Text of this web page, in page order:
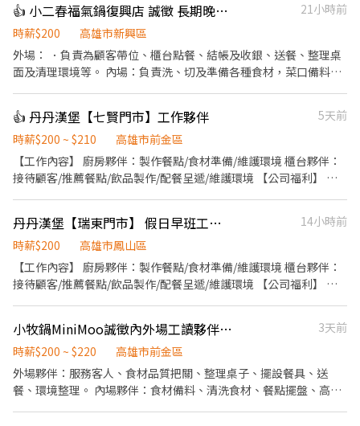
作餐點烹調與品質控管,確保料理品質穩定 ．備製營運所需物料 ．維
護廚房環境清潔衛生 ．可學習基礎鐵板技術，對廚藝料理有興趣
者。 需要長期配合整天班或晚班（六日都可以配合排班） ．平均下
班時間為22:00～22:30左右 特殊節日及假日較忙碌可能會到23:00
👍 小二春福氣鍋復興店 誠徵 長期晚班工作人員
21小時前
時薪$200
高雄市新興區
外場： ．負責為顧客帶位、櫃台點餐、結帳及收銀、送餐、整理桌
面及清理環境等。 內場：負責洗、切及準備各種食材，菜口備料、
👍 丹丹漢堡【七賢門市】工作夥伴
5天前
時薪$200 ~ $210
高雄市前金區
【工作內容】 廚房夥伴：製作餐點/食材準備/維護環境 櫃台夥伴：
接待顧客/推薦餐點/飲品製作/配餐呈遞/維護環境 【公司福利】 ·
丹丹漢堡【瑞東門市】 假日早班工作夥伴 (計時)
14小時前
時薪$200
高雄市鳳山區
【工作內容】 廚房夥伴：製作餐點/食材準備/維護環境 櫃台夥伴：
接待顧客/推薦餐點/飲品製作/配餐呈遞/維護環境 【公司福利】 •
小牧鍋MiniMoo誠徵內外場工讀夥伴！！！
3天前
時薪$200 ~ $220
高雄市前金區
外場夥伴：服務客人、食材品質把關、整理桌子、擺設餐具、送
餐、環境整理。 內場夥伴：食材備料、清洗食材、餐點擺盤、高湯